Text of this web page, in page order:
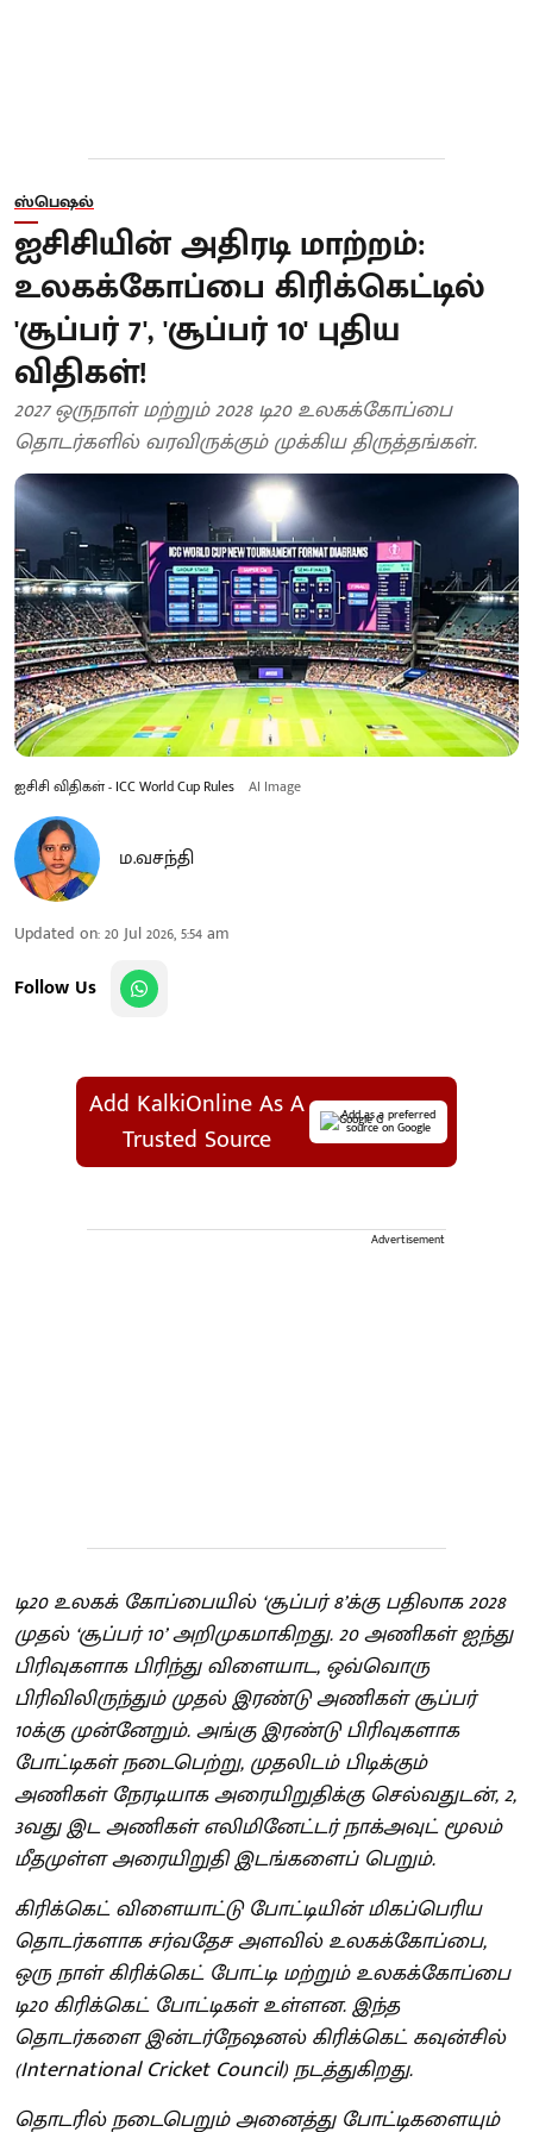
ஸ்பெஷல்
ஐசிசியின் அதிரடி மாற்றம்:
உலகக்கோப்பை கிரிக்கெட்டில்
'சூப்பர் 7', 'சூப்பர் 10' புதிய
விதிகள்!
2027 ஒருநாள் மற்றும் 2028 டி20 உலகக்கோப்பை
தொடர்களில் வரவிருக்கும் முக்கிய திருத்தங்கள்.
ஐசிசி விதிகள் - ICC World Cup Rules AI Image
ம.வசந்தி
Updated on:20 Jul 2026, 5:54 am
Follow Us
Add KalkiOnline As A
Trusted Source
Add as a preferred
source on Google
Advertisement
டி20 உலகக் கோப்பையில் ‘சூப்பர் 8’க்கு பதிலாக 2028
முதல் ‘சூப்பர் 10’ அறிமுகமாகிறது. 20 அணிகள் ஐந்து
பிரிவுகளாக பிரிந்து விளையாட, ஒவ்வொரு
பிரிவிலிருந்தும் முதல் இரண்டு அணிகள் சூப்பர்
10க்கு முன்னேறும். அங்கு இரண்டு பிரிவுகளாக
போட்டிகள் நடைபெற்று, முதலிடம் பிடிக்கும்
அணிகள் நேரடியாக அரையிறுதிக்கு செல்வதுடன், 2,
3வது இட அணிகள் எலிமினேட்டர் நாக்அவுட் மூலம்
மீதமுள்ள அரையிறுதி இடங்களைப் பெறும்.
கிரிக்கெட் விளையாட்டு போட்டியின் மிகப்பெரிய
தொடர்களாக சர்வதேச அளவில் உலகக்கோப்பை,
ஒரு நாள் கிரிக்கெட் போட்டி மற்றும் உலகக்கோப்பை
டி20 கிரிக்கெட் போட்டிகள் உள்ளன. இந்த
தொடர்களை இன்டர்நேஷனல் கிரிக்கெட் கவுன்சில்
(International Cricket Council) நடத்துகிறது.
தொடரில் நடைபெறும் அனைத்து போட்டிகளையும்